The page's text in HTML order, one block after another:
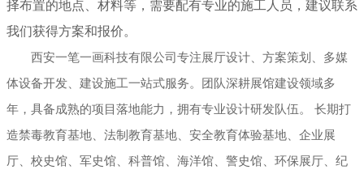
数字沙盘
择布置的地点、材料等，需要配有专业的施工人员，建议联系
我们获得方案和报价。
西安一笔一画科技有限公司专注展厅设计、方案策划、多媒
体设备开发、建设施工一站式服务。团队深耕展馆建设领域多
年，具备成熟的项目落地能力，拥有专业设计研发队伍。 长期打
造禁毒教育基地、法制教育基地、安全教育体验基地、企业展
厅、校史馆、军史馆、科普馆、海洋馆、警史馆、环保展厅、纪